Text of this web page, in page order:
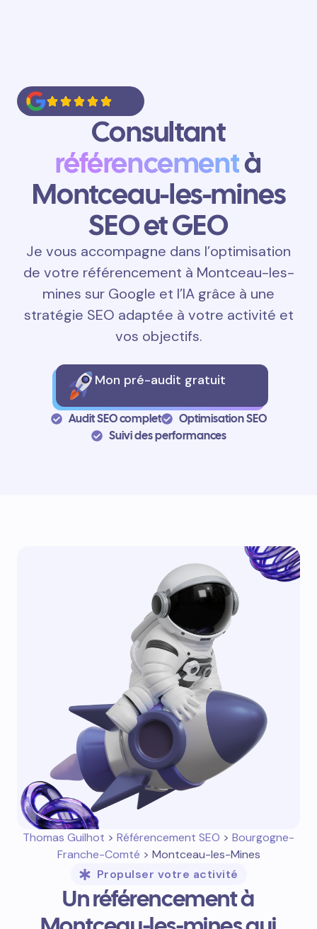
Consultant
référencementà
Montceau-les-mines
SEO et GEO
Je vous accompagne dans l’optimisation
de votre référencement à Montceau-les-
mines sur Google et l’IA grâce à une
stratégie SEO adaptée à votre activité et
vos objectifs.
Mon pré-audit gratuit
Audit SEO complet
Optimisation SEO
Suivi des performances
Thomas Guilhot > Référencement SEO > Bourgogne-
Franche-Comté > Montceau-les-Mines
Propulser votre activité
Un référencement à